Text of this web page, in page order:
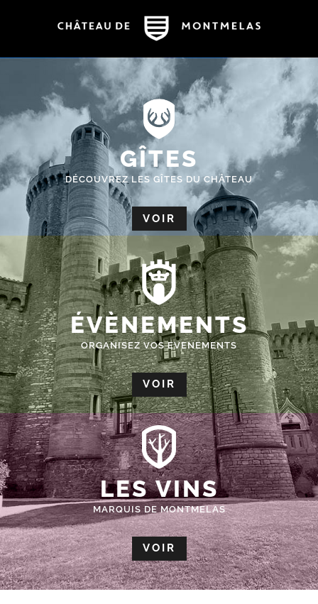
GÎTES
DÉCOUVREZ LES GÎTES DU CHÂTEAU
VOIR
ÉVÈNEMENTS
ORGANISEZ VOS EVENEMENTS
VOIR
LES VINS
MARQUIS DE MONTMELAS
VOIR